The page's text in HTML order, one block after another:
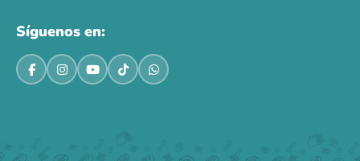
Síguenos en: